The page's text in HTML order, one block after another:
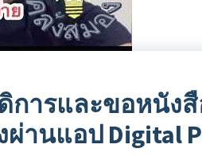
ารและขอหนังสื
านแอป Digital